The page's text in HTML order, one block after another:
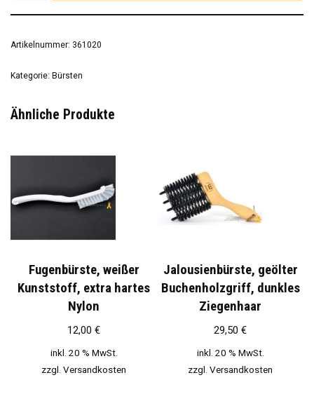
Artikelnummer: 361020
Kategorie: Bürsten
Ähnliche Produkte
Fugenbürste, weißer
Kunststoff, extra hartes
Nylon
12,00 €
inkl. 20 % MwSt.
zzgl. Versandkosten
Jalousienbürste, geölter
Buchenholzgriff, dunkles
Ziegenhaar
29,50 €
inkl. 20 % MwSt.
zzgl. Versandkosten